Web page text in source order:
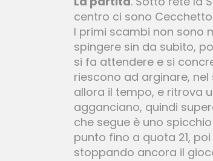
centro ci sono Cecchetto
I primi scambi non sono
spingere sin da subito,
si fa attendere e si
riescono ad arginare,
allora il tempo, e ritrova
agganciano, quindi
che segue è uno
punto fino a quota 21,
stoppando ancora il